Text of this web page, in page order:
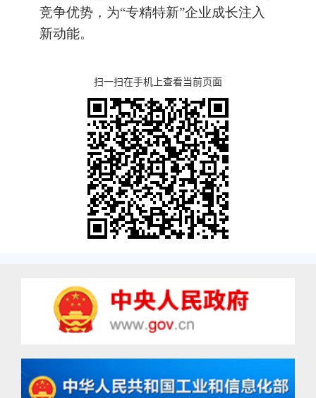
竞争优势，为“专精特新”企业成长注入
新动能。
扫一扫在手机上查看当前页面